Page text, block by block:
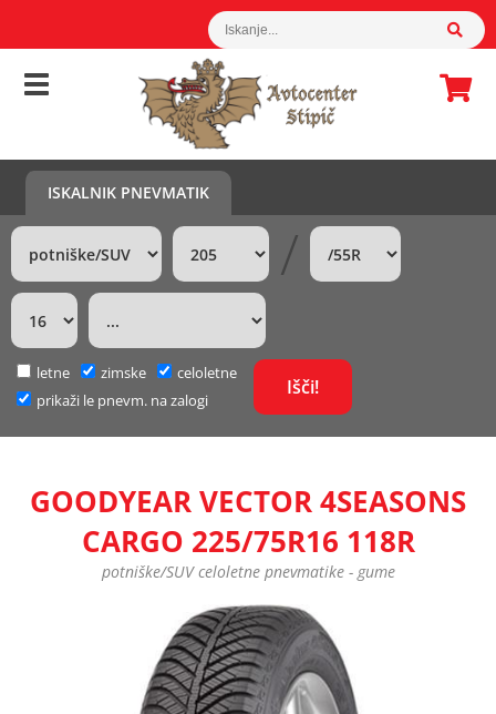
ISKALNIK PNEVMATIK
/
letne zimske
celoletne
prikaži le pnevm. na zalogi
GOODYEAR VECTOR 4SEASONS
CARGO 225/75R16 118R
potniške/SUV celoletne pnevmatike - gume